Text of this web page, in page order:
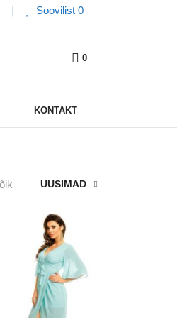
Soovilist 0
0
KONTAKT
UUSIMAD